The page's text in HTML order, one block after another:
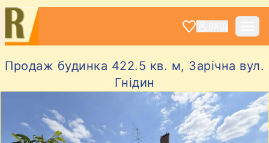
Продаж будинка 422.5 кв. м, Зарічна вул.
Гнідин